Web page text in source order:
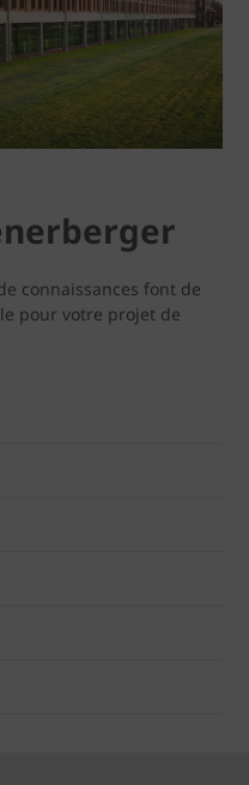
connaissances font de
pour votre projet de